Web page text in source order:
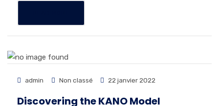
admin Non classé 22 janvier 2022
Discovering the KANO Model